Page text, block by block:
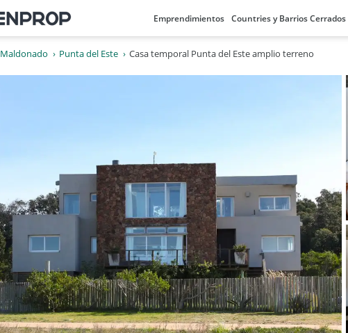
Emprendimientos Countries y Barrios Cerrados
Maldonado Punta del Este Casa temporal Punta del Este amplio terreno